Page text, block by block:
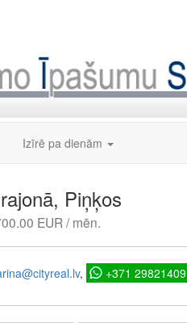
Izīrē pa dienām
Piņķos
EUR / mēn.
+371 29821409